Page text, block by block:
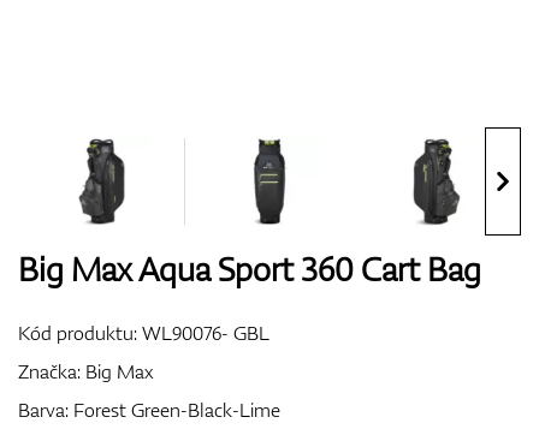
Bagy
GPS/Dálkoměry
Big Max Aqua Sport 360 Cart Bag
Kód produktu:WL90076- GBL
Značka: Big Max
Barva: Forest Green-Black-Lime